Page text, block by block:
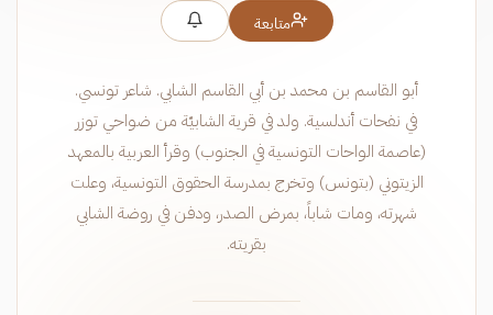
متابعة
أبو القاسم بن محمد بن أبي القاسم الشابي. شاعر تونسي.
في نفحات أندلسية. ولد في قرية الشابيّة من ضواحي توزر
(عاصمة الواحات التونسية في الجنوب) وقرأ العربية بالمعهد
الزيتوني (بتونس) وتخرج بمدرسة الحقوق التونسية، وعلت
شهرته، ومات شاباً، بمرض الصدر، ودفن في روضة الشابي
بقريته.